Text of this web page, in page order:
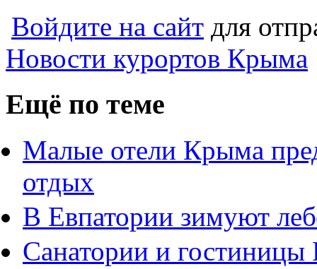
Войдите на сайт для
Новости курортов Крыма
Ещё по теме
Малые отели Крыма
отдых
В Евпатории зимуют
Санатории и